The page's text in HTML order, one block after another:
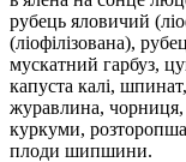
рубець яловичий
(ліофілізована),
мускатний гарбуз,
капуста калі,
журавлина, чорниця,
куркуми,
плоди шипшини.